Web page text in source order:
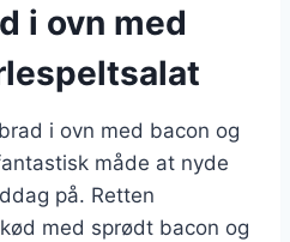
i ovn med
i ovn med bacon og
måde at nyde
på. Retten
med sprødt bacon og